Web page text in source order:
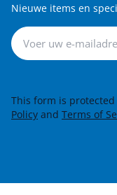
Nieuwe items en
Nieuwsbrief
This form is protected
Policy and Terms of